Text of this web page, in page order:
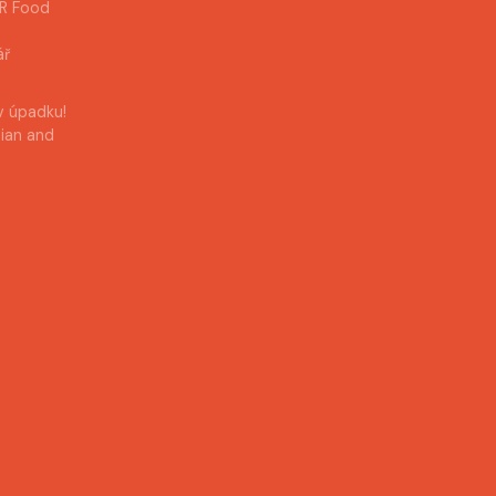
Food
úpadku!
and